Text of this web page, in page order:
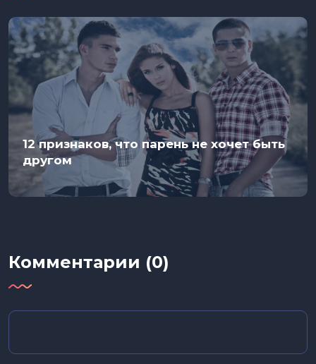
12 признаков, что парень не хочет быть
другом
Комментарии (0)